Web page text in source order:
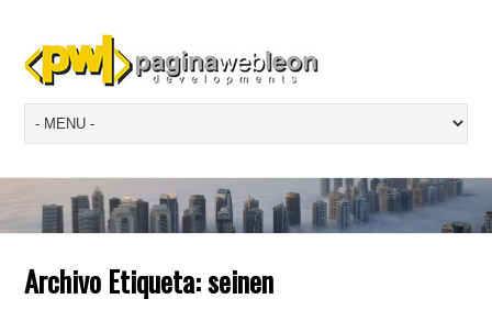
Archivo Etiqueta:seinen